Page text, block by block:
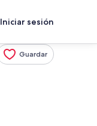
Iniciar sesión
Guardar